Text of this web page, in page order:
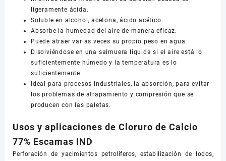
ligeramente ácida.
Soluble en alcohol, acetona, ácido acético.
Absorbe la humedad del aire de manera eficaz.
Puede atraer varias veces su propio peso en agua.
Disolviéndose en una salmuera líquida si el aire está lo
suficientemente húmedo y la temperatura es lo
suficientemente.
Ideal para procesos industriales, la absorción, para evitar
los problemas de atrapamiento y compresión que se
producen con las paletas.
Usos y aplicaciones de Cloruro de Calcio
77% Escamas IND
Perforación de yacimientos petrolíferos, estabilización de lodos,